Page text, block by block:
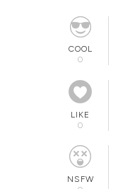
COOL
0
LIKE
0
NSFW